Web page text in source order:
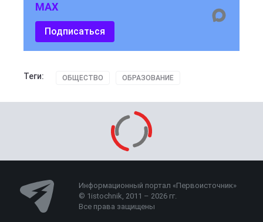
MAX
Подписаться
Теги: ОБЩЕСТВО ОБРАЗОВАНИЕ
Информационный портал «Первоисточник»
© 1istochnik, 2011 – 2026 гг.
Все права защищены